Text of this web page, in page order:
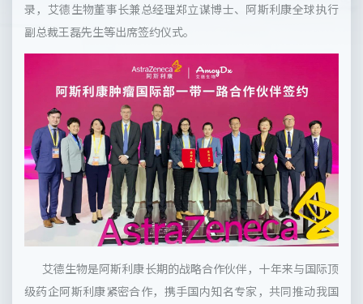
录，艾德生物董事长兼总经理郑立谋博士、阿斯利康全球执行
副总裁王磊先生等出席签约仪式。
艾德生物是阿斯利康长期的战略合作伙伴，十年来与国际顶
级药企阿斯利康紧密合作，携手国内知名专家，共同推动我国